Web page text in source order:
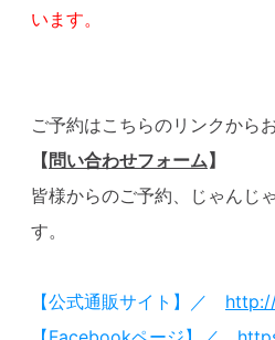
います。
ご予約はこちらのリンクから
【問い合わせフォーム】
皆様からのご予約、じゃんじ
す。
【公式通販サイト】／